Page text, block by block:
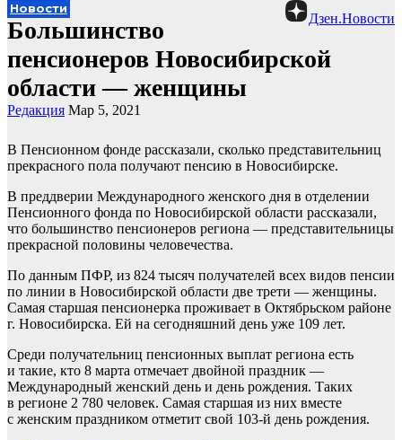
Дзен.Новости
Новости
Большинство
пенсионеров Новосибирской
области — женщины
Редакция Мар 5, 2021
В Пенсионном фонде рассказали, сколько представительниц
прекрасного пола получают пенсию в Новосибирске.
В преддверии Международного женского дня в отделении
Пенсионного фонда по Новосибирской области рассказали,
что большинство пенсионеров региона — представительницы
прекрасной половины человечества.
По данным ПФР, из 824 тысяч получателей всех видов пенсии
по линии в Новосибирской области две трети — женщины.
Самая старшая пенсионерка проживает в Октябрьском районе
г. Новосибирска. Ей на сегодняшний день уже 109 лет.
Среди получательниц пенсионных выплат региона есть
и такие, кто 8 марта отмечает двойной праздник —
Международный женский день и день рождения. Таких
в регионе 2 780 человек. Самая старшая из них вместе
с женским праздником отметит свой 103-й день рождения.